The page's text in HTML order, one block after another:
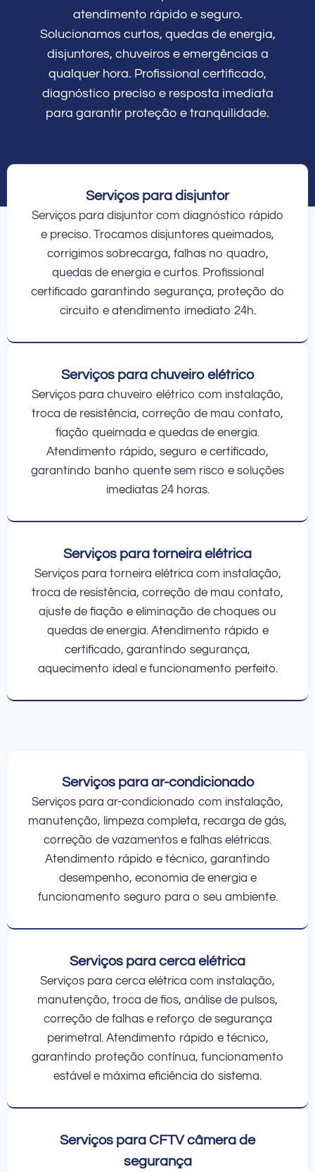
atendimento rápido e seguro.
Solucionamos curtos, quedas de energia,
disjuntores, chuveiros e emergências a
qualquer hora. Profissional certificado,
diagnóstico preciso e resposta imediata
para garantir proteção e tranquilidade.
Serviços para disjuntor
Serviços para disjuntor com diagnóstico rápido
e preciso. Trocamos disjuntores queimados,
corrigimos sobrecarga, falhas no quadro,
quedas de energia e curtos. Profissional
certificado garantindo segurança, proteção do
circuito e atendimento imediato 24h.
Serviços para chuveiro elétrico
Serviços para chuveiro elétrico com instalação,
troca de resistência, correção de mau contato,
fiação queimada e quedas de energia.
Atendimento rápido, seguro e certificado,
garantindo banho quente sem risco e soluções
imediatas 24 horas.
Serviços para torneira elétrica
Serviços para torneira elétrica com instalação,
troca de resistência, correção de mau contato,
ajuste de fiação e eliminação de choques ou
quedas de energia. Atendimento rápido e
certificado, garantindo segurança,
aquecimento ideal e funcionamento perfeito.
Serviços para ar-condicionado
Serviços para ar-condicionado com instalação,
manutenção, limpeza completa, recarga de gás,
correção de vazamentos e falhas elétricas.
Atendimento rápido e técnico, garantindo
desempenho, economia de energia e
funcionamento seguro para o seu ambiente.
Serviços para cerca elétrica
Serviços para cerca elétrica com instalação,
manutenção, troca de fios, análise de pulsos,
correção de falhas e reforço de segurança
perimetral. Atendimento rápido e técnico,
garantindo proteção contínua, funcionamento
estável e máxima eficiência do sistema.
Serviços para CFTV câmera de
segurança